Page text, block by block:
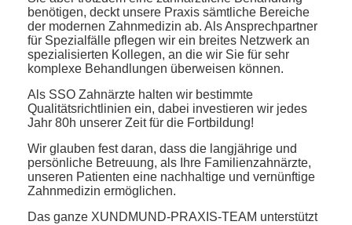
benötigen, deckt unsere Praxis sämtliche Bereiche
der modernen Zahnmedizin ab. Als Ansprechpartner
für Spezialfälle pflegen wir ein breites Netzwerk an
spezialisierten Kollegen, an die wir Sie für sehr
komplexe Behandlungen überweisen können.
Als SSO Zahnärzte halten wir bestimmte
Qualitätsrichtlinien ein, dabei investieren wir jedes
Jahr 80h unserer Zeit für die Fortbildung!
Wir glauben fest daran, dass die langjährige und
persönliche Betreuung, als Ihre Familienzahnärzte,
unseren Patienten eine nachhaltige und vernünftige
Zahnmedizin ermöglichen.
Das ganze XUNDMUND-PRAXIS-TEAM unterstützt